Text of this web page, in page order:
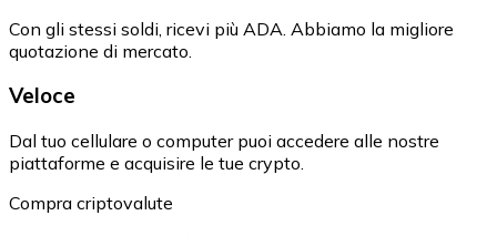
Con gli stessi soldi, ricevi più ADA. Abbiamo la migliore
quotazione di mercato.
Veloce
Dal tuo cellulare o computer puoi accedere alle nostre
piattaforme e acquisire le tue crypto.
Compra criptovalute